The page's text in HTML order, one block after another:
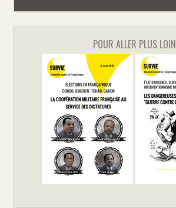
POUR ALLER PLUS LOIN